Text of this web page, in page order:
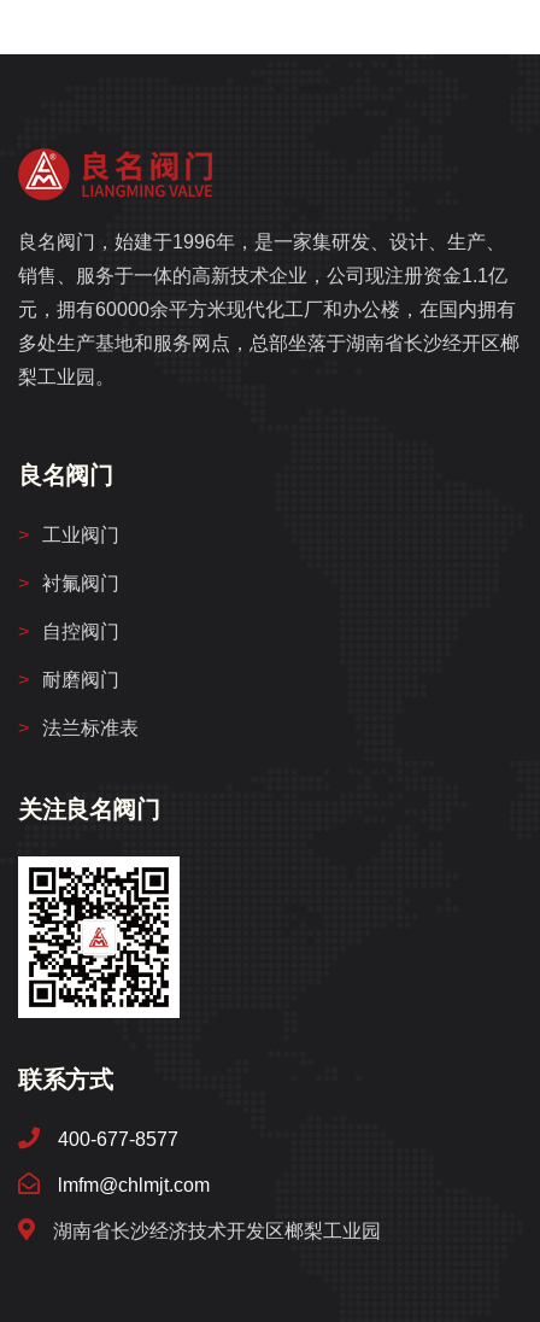
良名阀门，始建于1996年，是一家集研发、设计、生产、
销售、服务于一体的高新技术企业，公司现注册资金1.1亿
元，拥有60000余平方米现代化工厂和办公楼，在国内拥有
多处生产基地和服务网点，总部坐落于湖南省长沙经开区榔
梨工业园。
良名阀门
工业阀门
衬氟阀门
自控阀门
耐磨阀门
法兰标准表
关注良名阀门
联系方式
400-677-8577
lmfm@chlmjt.com
湖南省长沙经济技术开发区榔梨工业园